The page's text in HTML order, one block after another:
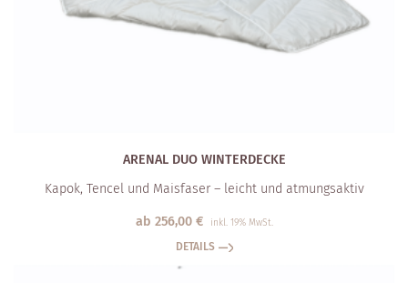
ARENAL DUO WINTERDECKE
Kapok, Tencel und Maisfaser – leicht und atmungsaktiv
ab 256,00 € inkl. 19% MwSt.
DETAILS